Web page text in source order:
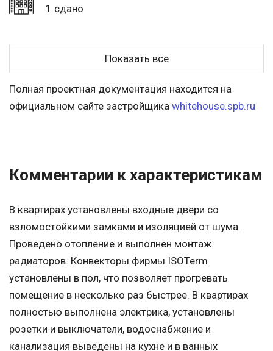
1 сдано
Показать все
Полная проектная документация находится на
официальном сайте застройщика whitehouse.spb.ru
Комментарии к характеристикам
В квартирах установлены входные двери со
взломостойкими замками и изоляцией от шума.
Проведено отопление и выполнен монтаж
радиаторов. Конвекторы фирмы ISOTerm
установлены в пол, что позволяет прогревать
помещение в несколько раз быстрее. В квартирах
полностью выполнена электрика, установлены
розетки и выключатели, водоснабжение и
канализация выведены на кухне и в ванных